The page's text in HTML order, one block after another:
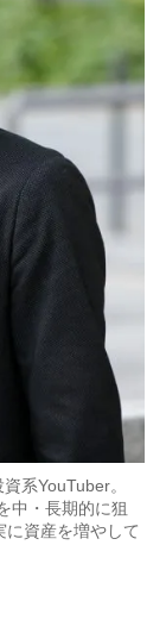
系YouTuber。
中・長期的に狙
に資産を増やして